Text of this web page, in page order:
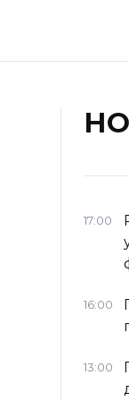
17:00
16:00
13:00